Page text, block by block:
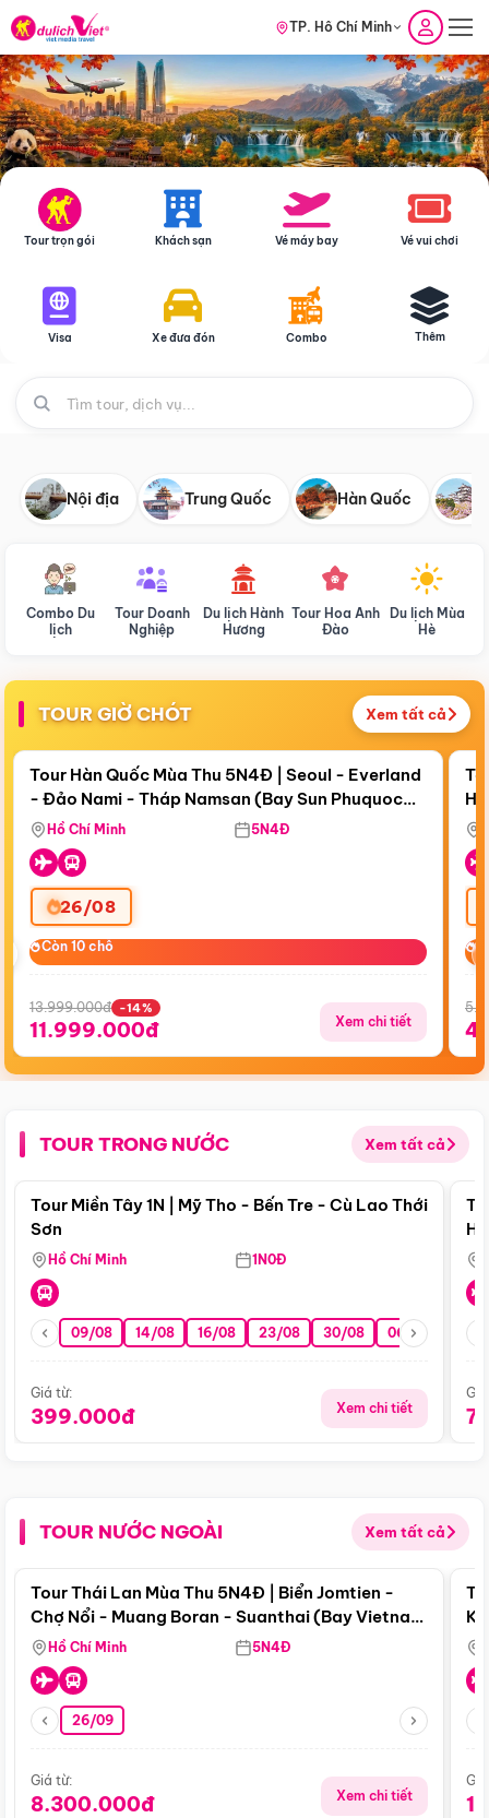
TP. Hồ Chí Minh
Tour trọn gói Khách sạn Vé máy bay Vé vui chơi
Visa Xe đưa đón Combo Thêm
Nội địa Trung Quốc Hàn Quốc
Combo Du
lịch
Tour Doanh
Nghiệp
Du lịch Hành
Hương
Tour Hoa Anh
Đào
Du lịch Mùa
Hè
TOUR GIỜ CHÓT Xem tất cả
Còn18 ngày 16:07:11
Bay Sun Phuquoc Airways
Điểm nổi bật
Tour Hàn Quốc Mùa Thu 5N4Đ | Seoul - Everland
- Đảo Nami - Tháp Namsan (Bay Sun Phuquoc
Airways)
Hồ Chí Minh 5N4Đ
26/08
Còn 10 chỗ
Còn 10 chỗ
13.999.000đ -14%
11.999.000đ Xem chi tiết
TOUR TRONG NƯỚC Xem tất cả
Điểm nổi bật
Tour Miền Tây 1N | Mỹ Tho - Bến Tre - Cù Lao Thới
Sơn
Hồ Chí Minh 1N0Đ
09/08 14/08 16/08 23/08 30/08 06/09 13/09
Giá từ:
399.000đ Xem chi tiết
TOUR NƯỚC NGOÀI Xem tất cả
Điểm nổi bật
Tour Thái Lan Mùa Thu 5N4Đ | Biển Jomtien -
Chợ Nổi - Muang Boran - Suanthai (Bay Vietnam
Airlines)
Hồ Chí Minh 5N4Đ
26/09
Giá từ:
8.300.000đ Xem chi tiết